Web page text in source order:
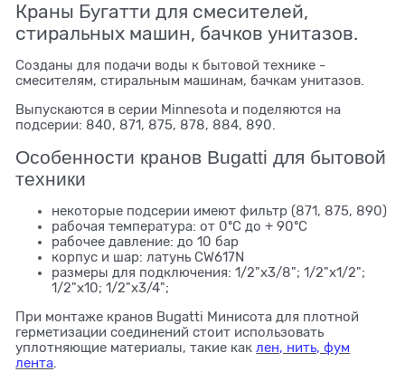
Краны Бугатти для смесителей,
стиральных машин, бачков унитазов.
Созданы для подачи воды к бытовой технике -
смесителям, стиральным машинам, бачкам унитазов.
Выпускаются в серии Minnesota и поделяются на
подсерии: 840, 871, 875, 878, 884, 890.
Особенности кранов Bugatti для бытовой
техники
некоторые подсерии имеют фильтр (871, 875, 890)
рабочая температура: от 0ºС до + 90ºС
рабочее давление: до 10 бар
корпус и шар: латунь CW617N
размеры для подключения: 1/2"х3/8"; 1/2"х1/2";
1/2"х10; 1/2"х3/4";
При монтаже кранов Bugatti Минисота для плотной
герметизации соединений стоит использовать
уплотняющие материалы, такие как лен, нить, фум
лента